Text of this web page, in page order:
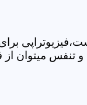
میتوان از